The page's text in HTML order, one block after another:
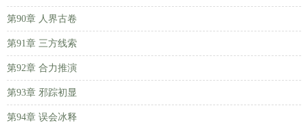
第90章 人界古卷
第91章 三方线索
第92章 合力推演
第93章 邪踪初显
第94章 误会冰释